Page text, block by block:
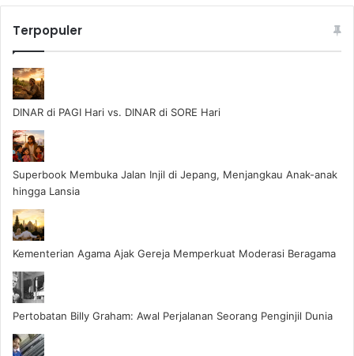
Terpopuler
DINAR di PAGI Hari vs. DINAR di SORE Hari
Superbook Membuka Jalan Injil di Jepang, Menjangkau Anak-anak
hingga Lansia
Kementerian Agama Ajak Gereja Memperkuat Moderasi Beragama
Pertobatan Billy Graham: Awal Perjalanan Seorang Penginjil Dunia